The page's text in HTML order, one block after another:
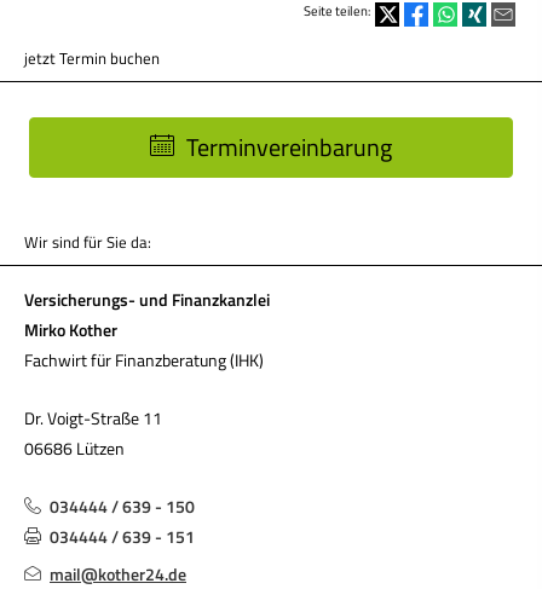
Seite teilen:
jetzt Termin buchen
Terminvereinbarung
Wir sind für Sie da:
Versicherungs- und Finanzkanzlei
Mirko Kother
Fachwirt für Finanzberatung (IHK)
Dr. Voigt-Straße 11
06686 Lützen
034444 / 639 - 150
034444 / 639 - 151
mail@kother24.de